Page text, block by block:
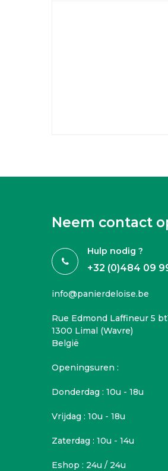
Neem contact
Hulp nodig ?
+32 (0)484 09
info@panierdeloise.be
Rue Edmond Laffineur 5
1300 Limal (Wavre)
België
Openingsuren :
Donderdag : 10u - 18u
Vrijdag : 10u - 18u
Zaterdag : 10u - 14u
Eshop : 24u / 24u